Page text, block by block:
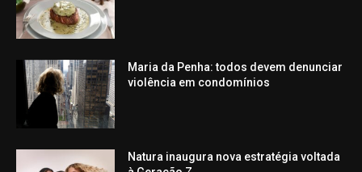
Maria da Penha: todos devem denunciar
violência em condomínios
Natura inaugura nova estratégia voltada